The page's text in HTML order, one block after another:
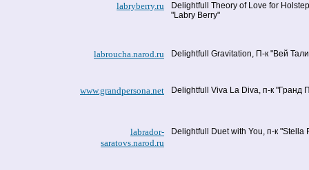
labryberry.ru
Delightfull Theory of Love for
"Labry Berry"
labroucha.narod.ru Delightfull Gravitation, П-к "Вей
www.grandpersona.net Delightfull Viva La Diva, п-к "Гранд
labrador-
saratovs.narod.ru
Delightfull Duet with You, п-к "Stella